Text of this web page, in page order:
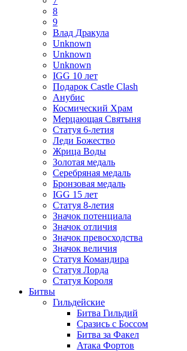
8
9
Влад Дракула
Unknown
Unknown
Unknown
IGG 10 лет
Подарок Castle Clash
Анубис
Космический Храм
Мерцающая Святыня
Статуя 6-летия
Леди Божество
Жрица Воды
Золотая медаль
Серебряная медаль
Бронзовая медаль
IGG 15 лет
Статуя 8-летия
Значок потенциала
Значок отличия
Значок превосходства
Значок величия
Статуя Командира
Статуя Лорда
Статуя Короля
Битвы
Гильдейские
Битва Гильдий
Сразись с Боссом
Битва за Факел
Атака Фортов